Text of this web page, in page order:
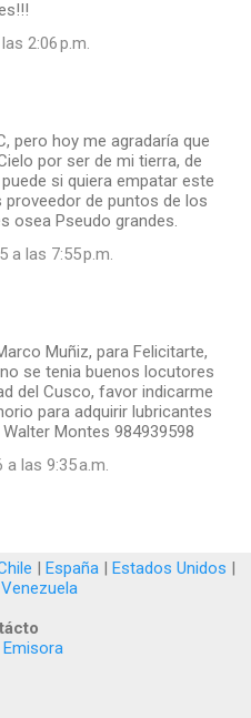
2:06 p.m.
pero hoy me agradaría que
por ser de mi tierra, de
si quiera empatar este
de puntos de los
osea Pseudo grandes.
a las 7:55 p.m.
Muñiz, para Felicitarte,
se tenia buenos locutores
del Cusco, favor indicarme
para adquirir lubricantes
Montes 984939598
las 9:35 a.m.
| España| Estados Unidos |
Venezuela